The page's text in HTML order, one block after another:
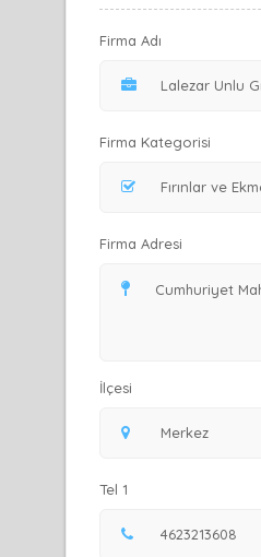
Firma Adı
Firma Kategorisi
Firma Adresi
İlçesi
Tel 1